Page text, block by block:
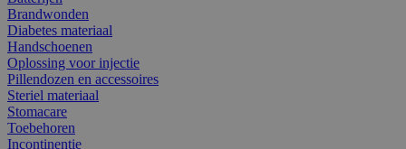
Brandwonden
Diabetes materiaal
Handschoenen
Oplossing voor injectie
Pillendozen en accessoires
Steriel materiaal
Stomacare
Toebehoren
Incontinentie